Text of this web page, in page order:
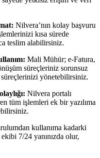
Nilvera’nın kolay başvuru
kısa sürede
teslim alabilirsiniz.
Mali Mühür; e-Fatura,
süreçleriniz sorunsuz
süreçlerinizi yönetebilirsiniz.
Nilvera portalı
tüm işlemleri ek bir yazılıma
kullanıma kadarki
7/24 yanınızda olur,